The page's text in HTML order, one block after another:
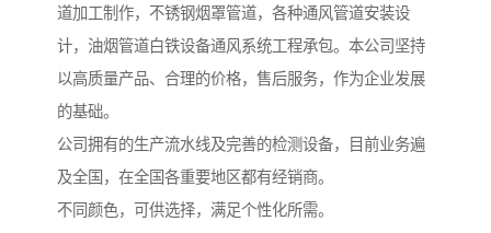
道加工制作，不锈钢烟罩管道，各种通风管道安装设
计，油烟管道白铁设备通风系统工程承包。本公司坚持
以高质量产品、合理的价格，售后服务，作为企业发展
的基础。
公司拥有的生产流水线及完善的检测设备，目前业务遍
及全国，在全国各重要地区都有经销商。
不同颜色，可供选择，满足个性化所需。